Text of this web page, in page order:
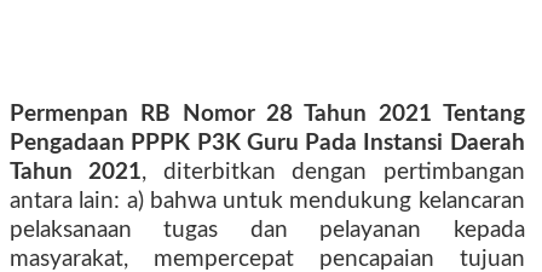
Permenpan RB Nomor 28 Tahun 2021 Tentang
Pengadaan PPPK P3K Guru Pada Instansi Daerah
Tahun 2021, diterbitkan dengan pertimbangan
antara lain: a) bahwa untuk mendukung kelancaran
pelaksanaan tugas dan pelayanan kepada
masyarakat, mempercepat pencapaian tujuan